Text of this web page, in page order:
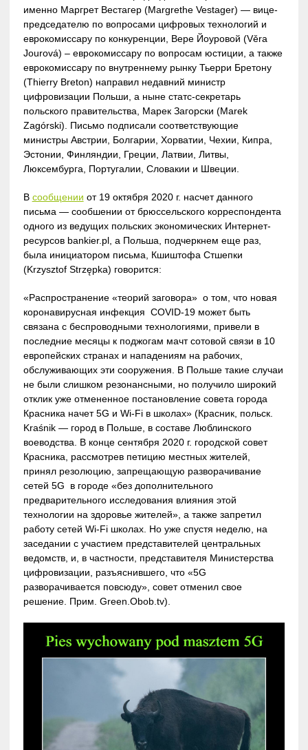
именно Маргрет Вестагер (Margrethe Vestager) — вице-
председателю по вопросами цифровых технологий и
еврокомиссару по конкуренции, Вере Йоуровой (Věra
Jourová) – еврокомиссару по вопросам юстиции, а также
еврокомиссару по внутреннему рынку Тьерри Бретону
(Thierry Breton) направил недавний министр
цифровизации Польши, а ныне статс-секретарь
польского правительства, Марек Загорски (Marek
Zagórski). Письмо подписали соответствующие
министры Австрии, Болгарии, Хорватии, Чехии, Кипра,
Эстонии, Финляндии, Греции, Латвии, Литвы,
Люксембурга, Португалии, Словакии и Швеции.
В сообщении от 19 октября 2020 г. насчет данного
письма — сообшении от брюссельского корреспондента
одного из ведущих польских экономических Интернет-
ресурсов bankier.pl, а Польша, подчеркнем еще раз,
была инициатором письма, Кшиштофа Стшепки
(Krzysztof Strzępka) говорится:
«Распространение «теорий заговора» о том, что новая
коронавирусная инфекция COVID-19 может быть
связана с беспроводными технологиями, привели в
последние месяцы к поджогам мачт сотовой связи в 10
европейских странах и нападениям на рабочих,
обслуживающих эти сооружения. В Польше такие случаи
не были слишком резонансными, но получило широкий
отклик уже отмененное постановление совета города
Красника начет 5G и Wi-Fi в школах» (Красник, польск.
Kraśnik — город в Польше, в составе Люблинского
воеводства. В конце сентября 2020 г. городской совет
Красника, рассмотрев петицию местных жителей,
принял резолюцию, запрещающую разворачивание
сетей 5G в городе «без дополнительного
предварительного исследования влияния этой
технологии на здоровье жителей», а также запретил
работу сетей Wi-Fi школах. Но уже спустя неделю, на
заседании с участием представителей центральных
ведомств, и, в частности, представителя Министерства
цифровизации, разъяснившего, что «5G
разворачивается повсюду», совет отменил свое
решение. Прим. Green.Obob.tv).